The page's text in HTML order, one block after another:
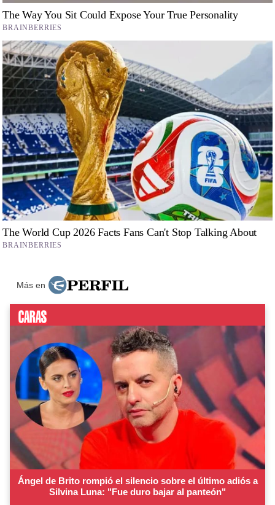
Más en
Ángel de Brito rompió el silencio sobre el último adiós a
Silvina Luna: "Fue duro bajar al panteón"